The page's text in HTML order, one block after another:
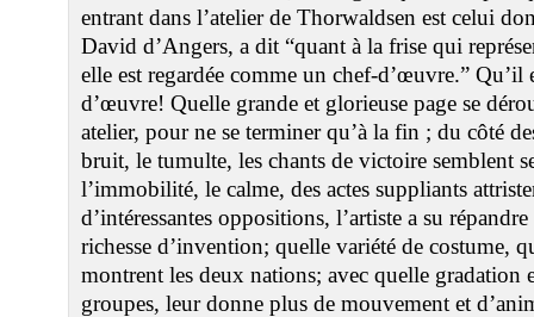
entrant dans l’atelier de Thorwaldsen est celui
David d’Angers, a dit “quant à la frise qui
elle est regardée comme un chef-d’œuvre.” Qu’il
d’œuvre! Quelle grande et glorieuse page se
atelier, pour ne se terminer qu’à la fin ; du côté
bruit, le tumulte, les chants de victoire semblent
l’immobilité, le calme, des actes suppliants
d’intéressantes oppositions, l’artiste a su
richesse d’invention; quelle variété de costume,
montrent les deux nations; avec quelle gradation
groupes, leur donne plus de mouvement et